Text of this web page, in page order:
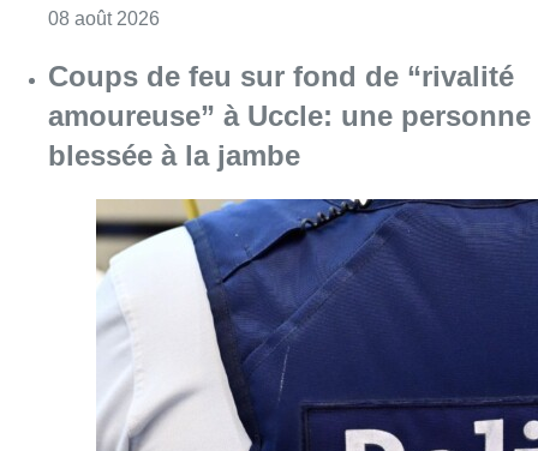
08 août 2026 Consulter l'article "Coups de feu sur fond
Pizza Nizar: un coup de pub
inattendu grâce à l’IA